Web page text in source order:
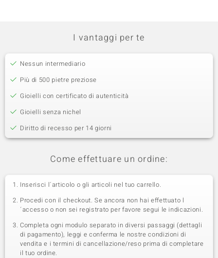
I vantaggi per te
Nessun intermediario
Più di 500 pietre preziose
Gioielli con certificato di autenticità
Gioielli senza nichel
Diritto di recesso per 14 giorni
Come effettuare un ordine:
Inserisci l´articolo o gli articoli nel tuo carrello.
Procedi con il checkout. Se ancora non hai effettuato l
´accesso o non sei registrato per favore segui le indicazioni.
Completa ogni modulo separato in diversi passaggi (dettagli
di pagamento), leggi e conferma le nostre condizioni di
vendita e i termini di cancellazione/reso prima di completare
il tuo ordine.